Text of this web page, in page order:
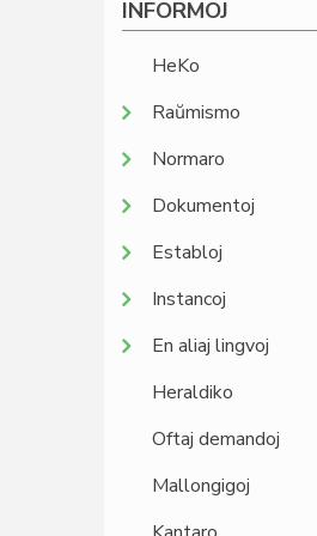
INFORMOJ
HeKo
Raŭmismo
Normaro
Dokumentoj
Establoj
Instancoj
En aliaj lingvoj
Heraldiko
Oftaj demandoj
Mallongigoj